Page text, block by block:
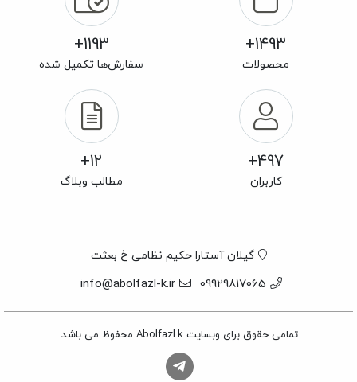
1493+
محصولات
1193+
سفارش‌ها تکمیل شده
497+
کاربران
12+
مطالب وبلاگ
گیلان آستارا حکیم نظامی خ بعثت
09929817065
info@abolfazl-k.ir
تمامی حقوق برای وبسایت Abolfazl.k محفوظ می باشد.